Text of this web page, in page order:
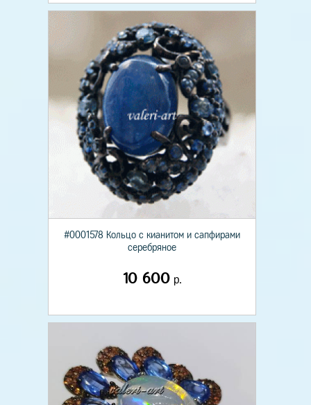
#0001578 Кольцо с кианитом и сапфирами
серебряное
10 600р.